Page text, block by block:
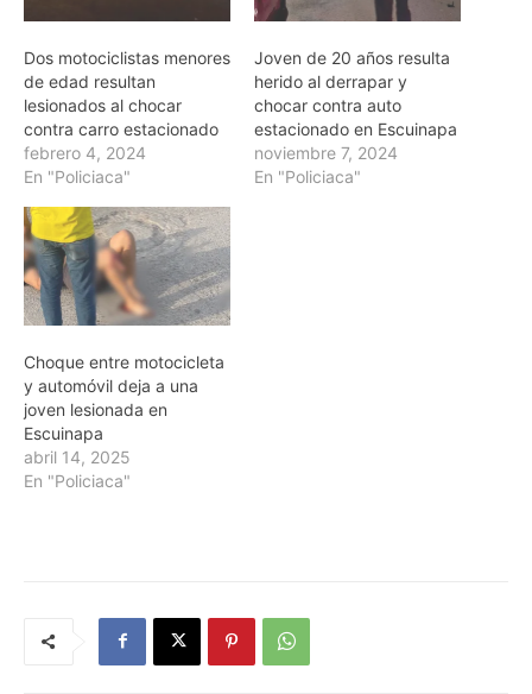
Dos motociclistas menores
de edad resultan
lesionados al chocar
contra carro estacionado
febrero 4, 2024
En "Policiaca"
Joven de 20 años resulta
herido al derrapar y
chocar contra auto
estacionado en Escuinapa
noviembre 7, 2024
En "Policiaca"
Choque entre motocicleta
y automóvil deja a una
joven lesionada en
Escuinapa
abril 14, 2025
En "Policiaca"